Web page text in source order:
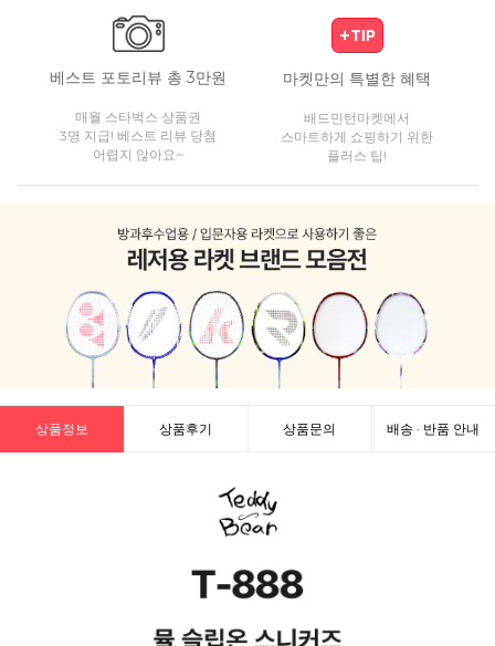
베스트 포토리뷰 총 3만원
매월 스타벅스 상품권
3명 지급! 베스트 리뷰 당첨
어렵지 않아요~
마켓만의 특별한 혜택
배드민턴마켓에서
스마트하게 쇼핑하기 위한
플러스 팁!
상품정보 상품후기 상품문의 배송 · 반품 안내